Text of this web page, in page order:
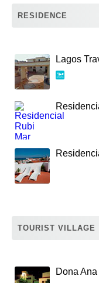
RESIDENCE
Lagos
TOURIST VILLAGE
Dona